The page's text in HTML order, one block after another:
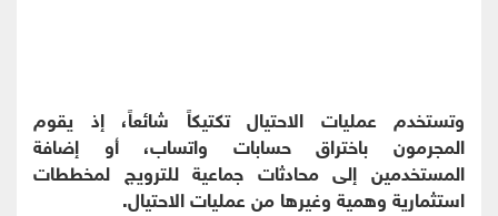
وتستخدم عمليات الاحتيال تكتيكاً شائعاً، إذ يقوم
المجرمون باختراق حسابات واتساب، أو إضافة
المستخدمين إلى محادثات جماعية للترويج لمخططات
استثمارية وهمية وغيرها من عمليات الاحتيال.